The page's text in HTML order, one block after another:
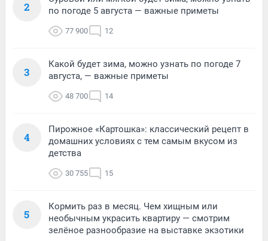
2
по погоде 5 августа — важные приметы
77 900 12
3
Какой будет зима, можно узнать по погоде 7
августа, — важные приметы
48 700 14
4
Пирожное «Картошка»: классический рецепт в
домашних условиях с тем самым вкусом из
детства
30 755 15
5
Кормить раз в месяц. Чем хищным или
необычным украсить квартиру — смотрим
зелёное разнообразие на выставке экзотики